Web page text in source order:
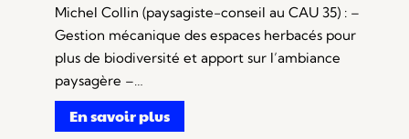
Michel Collin (paysagiste-conseil au CAU 35) : –
Gestion mécanique des espaces herbacés pour
plus de biodiversité et apport sur l’ambiance
paysagère –…
En savoir plus